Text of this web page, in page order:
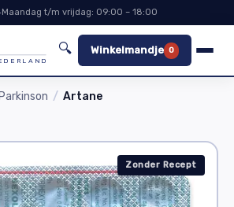
Maandag t/m vrijdag: 09:00 – 18:00
🔍 Winkelmandje 0
Artane
Zonder Recept